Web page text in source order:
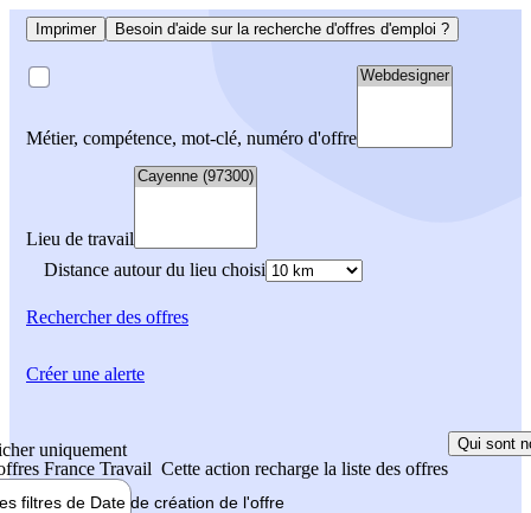
Imprimer Besoin d'aide sur la recherche d'offres d'emploi ?
Métier, compétence, mot-clé, numéro d'offre
Lieu de travail
Distance autour du lieu choisi
Rechercherdes offres
uniquement
France Travail Cette action recharge la liste des offres
Qui sont
filtres de Date de création de l'offre
Créer une alerte